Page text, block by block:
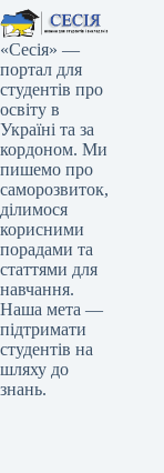
«Сесія» —
портал для
студентів про
освіту в
Україні та за
кордоном. Ми
пишемо про
саморозвиток,
ділимося
корисними
порадами та
статтями для
навчання.
Наша мета —
підтримати
студентів на
шляху до
знань.